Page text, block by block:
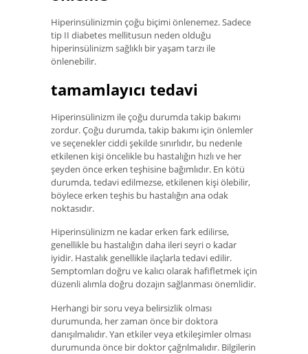
Hiperinsülinizmin çoğu biçimi önlenemez. Sadece
tip II diabetes mellitusun neden olduğu
hiperinsülinizm sağlıklı bir yaşam tarzı ile
önlenebilir.
tamamlayıcı tedavi
Hiperinsülinizm ile çoğu durumda takip bakımı
zordur. Çoğu durumda, takip bakımı için önlemler
ve seçenekler ciddi şekilde sınırlıdır, bu nedenle
etkilenen kişi öncelikle bu hastalığın hızlı ve her
şeyden önce erken teşhisine bağımlıdır. En kötü
durumda, tedavi edilmezse, etkilenen kişi ölebilir,
böylece erken teşhis bu hastalığın ana odak
noktasıdır.
Hiperinsülinizm ne kadar erken fark edilirse,
genellikle bu hastalığın daha ileri seyri o kadar
iyidir. Hastalık genellikle ilaçlarla tedavi edilir.
Semptomları doğru ve kalıcı olarak hafifletmek için
düzenli alımla doğru dozajın sağlanması önemlidir.
Herhangi bir soru veya belirsizlik olması
durumunda, her zaman önce bir doktora
danışılmalıdır. Yan etkiler veya etkileşimler olması
durumunda önce bir doktor çağrılmalıdır. Bilgilerin